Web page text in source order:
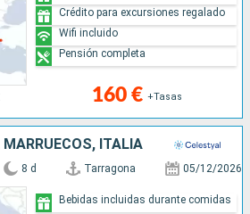
160 € +Tasas
Crédito para excursiones regalado
Wifi incluido
Pensión completa
ITALIA
8 d Tarragona 05/12/2026
Bebidas incluidas durante comidas